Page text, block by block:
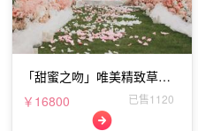
「甜蜜之吻」唯美精致草坪
表白布置
￥16800 已售1120